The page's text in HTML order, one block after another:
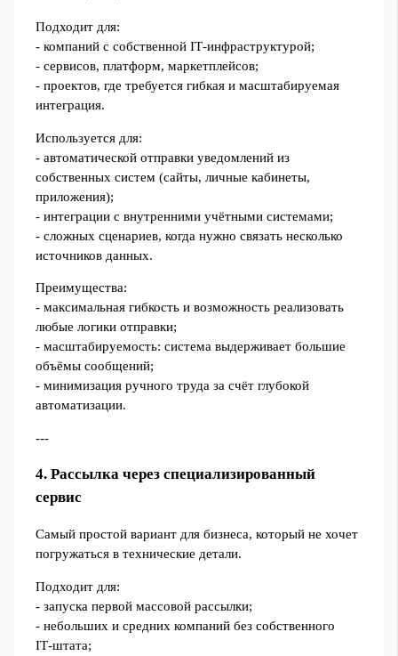
Подходит для:
- компаний с собственной IT‑инфраструктурой;
- сервисов, платформ, маркетплейсов;
- проектов, где требуется гибкая и масштабируемая
интеграция.
Используется для:
- автоматической отправки уведомлений из
собственных систем (сайты, личные кабинеты,
приложения);
- интеграции с внутренними учётными системами;
- сложных сценариев, когда нужно связать несколько
источников данных.
Преимущества:
- максимальная гибкость и возможность реализовать
любые логики отправки;
- масштабируемость: система выдерживает большие
объёмы сообщений;
- минимизация ручного труда за счёт глубокой
автоматизации.
---
4. Рассылка через специализированный
сервис
Самый простой вариант для бизнеса, который не хочет
погружаться в технические детали.
Подходит для:
- запуска первой массовой рассылки;
- небольших и средних компаний без собственного
IT‑штата;